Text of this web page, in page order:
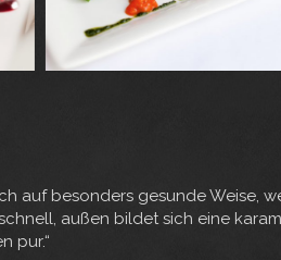
auf besonders gesunde Weise,
außen bildet sich eine
pur.“